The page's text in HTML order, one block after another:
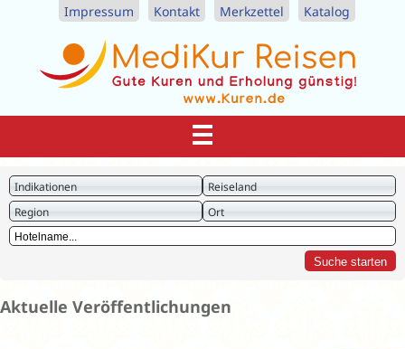
Impressum Kontakt Merkzettel Katalog
Indikationen
Reiseland
Region
Ort
Aktuelle Veröffentlichungen